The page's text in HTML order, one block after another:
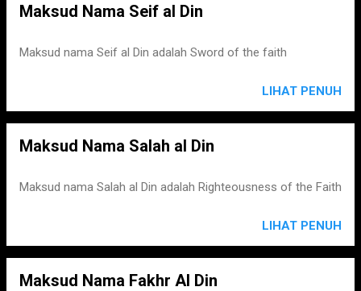
Maksud Nama Seif al Din
Maksud nama Seif al Din adalah Sword of the faith
LIHAT PENUH
Maksud Nama Salah al Din
Maksud nama Salah al Din adalah Righteousness of the Faith
LIHAT PENUH
Maksud Nama Fakhr Al Din